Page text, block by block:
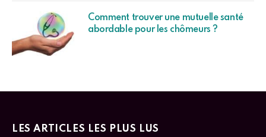
Comment trouver une mutuelle santé
abordable pour les chômeurs ?
LES ARTICLES LES PLUS LUS